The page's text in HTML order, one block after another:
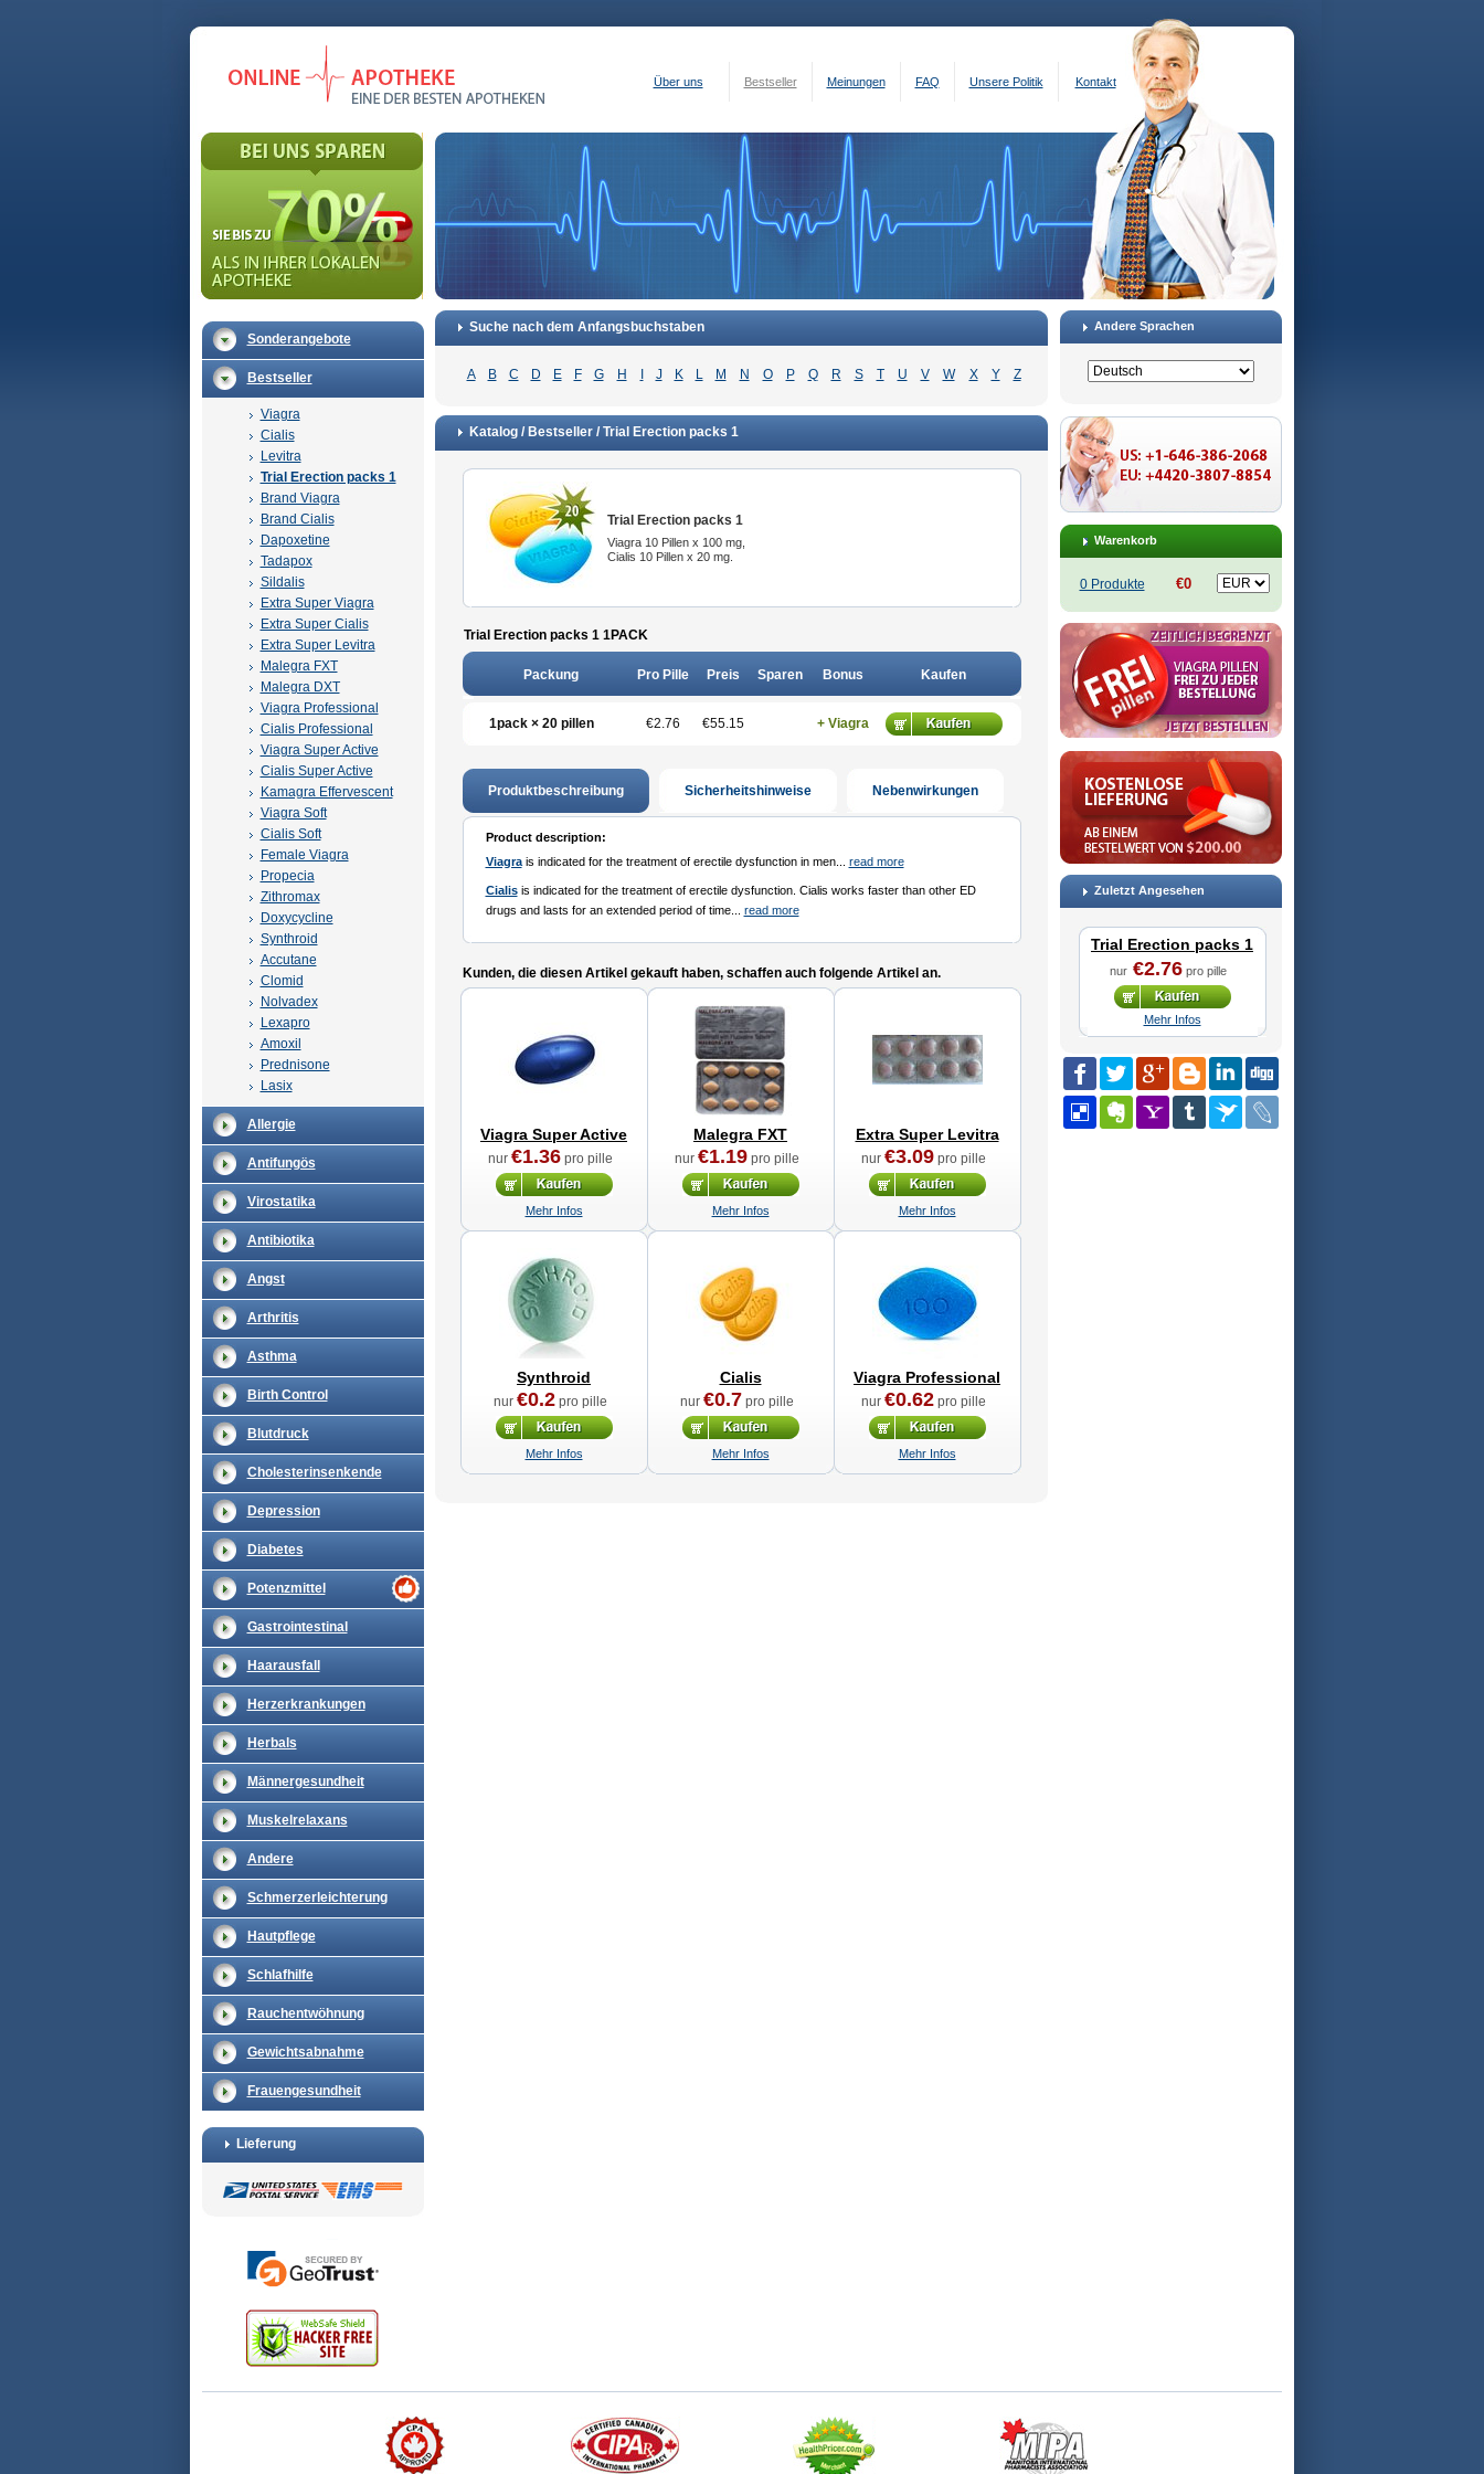
Über uns Bestseller Meinungen FAQ Unsere Politik Kontakt
Sonderangebote
Bestseller
Viagra
Cialis
Levitra
Trial Erection packs 1
Brand Viagra
Brand Cialis
Dapoxetine
Tadapox
Sildalis
Extra Super Viagra
Extra Super Cialis
Extra Super Levitra
Malegra FXT
Malegra DXT
Viagra Professional
Cialis Professional
Viagra Super Active
Cialis Super Active
Kamagra Effervescent
Viagra Soft
Cialis Soft
Female Viagra
Propecia
Zithromax
Doxycycline
Synthroid
Accutane
Clomid
Nolvadex
Lexapro
Amoxil
Prednisone
Lasix
Allergie
Antifungös
Virostatika
Antibiotika
Angst
Arthritis
Asthma
Birth Control
Blutdruck
Cholesterinsenkende
Depression
Diabetes
Potenzmittel
Gastrointestinal
Haarausfall
Herzerkrankungen
Herbals
Männergesundheit
Muskelrelaxans
Andere
Schmerzerleichterung
Hautpflege
Schlafhilfe
Rauchentwöhnung
Gewichtsabnahme
Frauengesundheit
Lieferung
Suche nach dem Anfangsbuchstaben
A B C D E F G H J K L M N O P Q R S T U V W X Y Z
Katalog / Bestseller / Trial Erection packs 1
Trial Erection packs 1
Viagra 10 Pillen x 100 mg,
Cialis 10 Pillen x 20 mg.
Trial Erection packs 1 1PACK
Packung Pro Pille Preis Sparen Bonus Kaufen
1pack × 20 pillen €2.76 €55.15 + Viagra
Produktbeschreibung Sicherheitshinweise Nebenwirkungen
Product description:
Viagrais indicated for the treatment of erectile dysfunction in men... read more
Cialis is indicated for the treatment of erectile dysfunction. Cialis works faster than other ED
drugs and lasts for an extended period of time... read more
Kunden, die diesen Artikel gekauft haben, schaffen auch folgende Artikel an.
Viagra Super Active
nur €1.36pro pille
Mehr Infos
Malegra FXT
nur €1.19pro pille
Mehr Infos
Extra Super Levitra
nur €3.09pro pille
Mehr Infos
Synthroid
nur €0.2pro pille
Mehr Infos
Cialis
nur €0.7 pro pille
Mehr Infos
Viagra Professional
nur €0.62pro pille
Mehr Infos
Andere Sprachen
Warenkorb
0 Produkte €0
Zuletzt Angesehen
Trial Erection packs 1
nur €2.76 pro pille
Mehr Infos